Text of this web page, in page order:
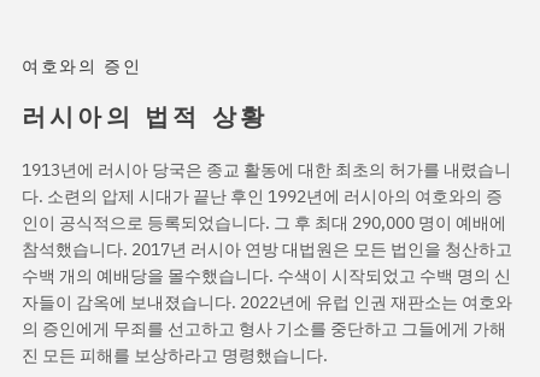
여호와의 증인
러시아의 법적 상황
1913년에 러시아 당국은 종교 활동에 대한 최초의 허가를 내렸습니
다. 소련의 압제 시대가 끝난 후인 1992년에 러시아의 여호와의 증
인이 공식적으로 등록되었습니다. 그 후 최대 290,000 명이 예배에
참석했습니다. 2017년 러시아 연방 대법원은 모든 법인을 청산하고
수백 개의 예배당을 몰수했습니다. 수색이 시작되었고 수백 명의 신
자들이 감옥에 보내졌습니다. 2022년에 유럽 인권 재판소는 여호와
의 증인에게 무죄를 선고하고 형사 기소를 중단하고 그들에게 가해
진 모든 피해를 보상하라고 명령했습니다.